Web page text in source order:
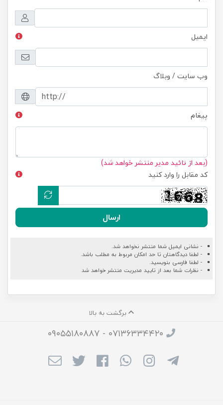
ایمیل
وب سایت / وبلاگ
پیغام
(بعد از تائید مدیر منتشر خواهد شد)
کد مقابل را وارد کنید
ارسال
- نشانی ایمیل شما منتشر نخواهد شد.
- لطفا دیدگاهتان تا حد امکان مربوط به مطلب باشد.
- لطفا فارسی بنویسید.
- نظرات شما بعد از تایید مدیریت منتشر خواهد شد
برگشت به بالا
۰۷۱۳۶۳۳۴۴۲۰ - ۰۹۰۵۵۱۸۰۸۸۷